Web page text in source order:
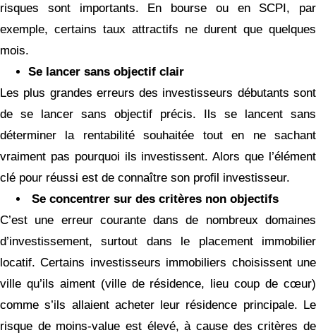
risques sont importants. En bourse ou en SCPI, par
exemple, certains taux attractifs ne durent que quelques
mois.
Se lancer sans objectif clair
Les plus grandes erreurs des investisseurs débutants sont
de se lancer sans objectif précis. Ils se lancent sans
déterminer la rentabilité souhaitée tout en ne sachant
vraiment pas pourquoi ils investissent. Alors que l’élément
clé pour réussi est de connaître son profil investisseur.
Se concentrer sur des critères non objectifs
C’est une erreur courante dans de nombreux domaines
d’investissement, surtout dans le placement immobilier
locatif. Certains investisseurs immobiliers choisissent une
ville qu’ils aiment (ville de résidence, lieu coup de cœur)
comme s’ils allaient acheter leur résidence principale. Le
risque de moins-value est élevé, à cause des critères de